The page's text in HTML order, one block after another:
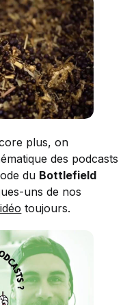
plus, on
des podcasts
du Bottlefield
uns de nos
toujours.